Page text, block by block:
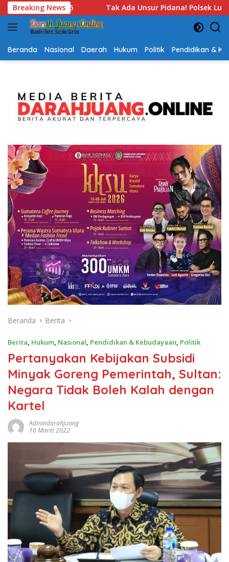
Langsung
ke
konten
Breaking News
Polsek Lubuk Baja Ungkap Alasan Hentikan Laporan
Beranda Nasional Daerah Hukum Politik Pendidikan &
Beranda Berita
Berita, Hukum, Nasional, Pendidikan & Kebudayaan, Politik
Pertanyakan Kebijakan Subsidi
Minyak Goreng Pemerintah, Sultan:
Negara Tidak Boleh Kalah dengan
Kartel
Admindarahjuang
16 Maret 2022